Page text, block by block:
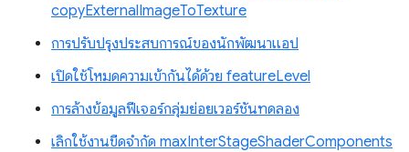
copyExternalImageToTexture
การปรับปรุงประสบการณ์ของนักพัฒนาแอป
เปิดใช้โหมดความเข้ากันได้ด้วย featureLevel
การล้างข้อมูลฟีเจอร์กลุ่มย่อยเวอร์ชันทดลอง
เลิกใช้งานขีดจำกัด maxInterStageShaderComponents